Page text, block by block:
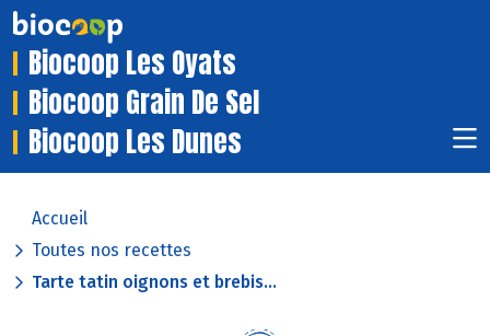
Biocoop Les Oyats
Biocoop Grain De Sel
Biocoop Les Dunes
Accueil
Toutes nos recettes
Tarte tatin oignons et brebis...